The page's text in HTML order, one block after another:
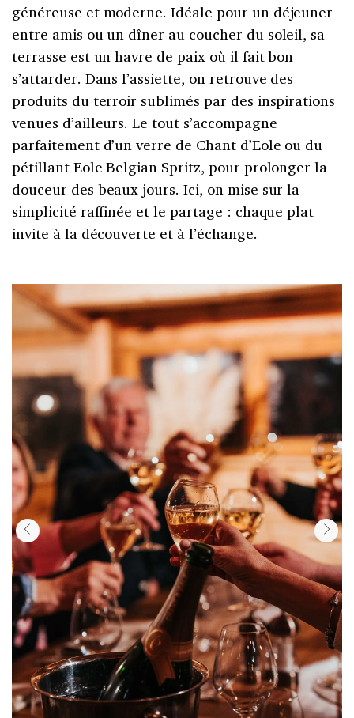
généreuse et moderne. Idéale pour un déjeuner
entre amis ou un dîner au coucher du soleil, sa
terrasse est un havre de paix où il fait bon
s’attarder. Dans l’assiette, on retrouve des
produits du terroir sublimés par des inspirations
venues d’ailleurs. Le tout s’accompagne
parfaitement d’un verre de Chant d’Eole ou du
pétillant Eole Belgian Spritz, pour prolonger la
douceur des beaux jours. Ici, on mise sur la
simplicité raffinée et le partage : chaque plat
invite à la découverte et à l’échange.